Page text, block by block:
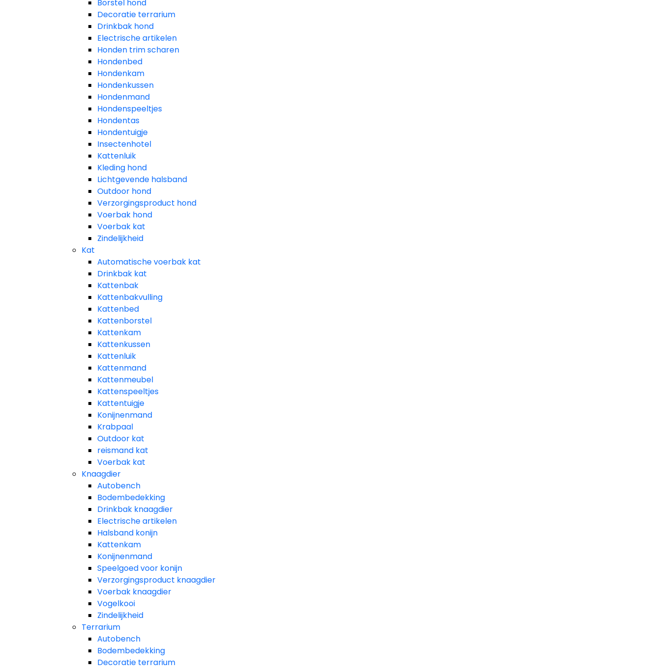
Borstel hond
Decoratie terrarium
Drinkbak hond
Electrische artikelen
Honden trim scharen
Hondenbed
Hondenkam
Hondenkussen
Hondenmand
Hondenspeeltjes
Hondentas
Hondentuigje
Insectenhotel
Kattenluik
Kleding hond
Lichtgevende halsband
Outdoor hond
Verzorgingsproduct hond
Voerbak hond
Voerbak kat
Zindelijkheid
Kat
Automatische voerbak kat
Drinkbak kat
Kattenbak
Kattenbakvulling
Kattenbed
Kattenborstel
Kattenkam
Kattenkussen
Kattenluik
Kattenmand
Kattenmeubel
Kattenspeeltjes
Kattentuigje
Konijnenmand
Krabpaal​
Outdoor kat
reismand kat​
Voerbak kat
Knaagdier
Autobench
Bodembedekking
Drinkbak knaagdier
Electrische artikelen
Halsband konijn
Kattenkam
Konijnenmand
Speelgoed voor konijn​
Verzorgingsproduct knaagdier
Voerbak knaagdier
Vogelkooi
Zindelijkheid
Terrarium
Autobench
Bodembedekking
Decoratie terrarium